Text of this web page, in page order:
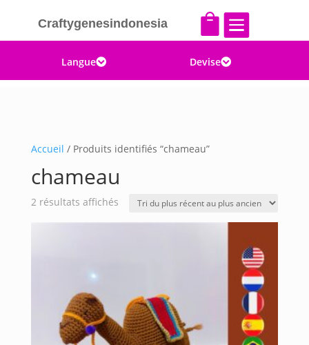
Craftygenesindonesia  
Langue Devise
Accueil / Produits identifiés “chameau”
chameau
2 résultats affichésTrié
ancien